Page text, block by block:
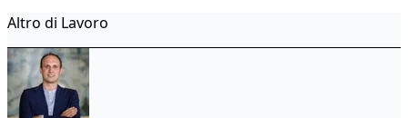
Altro di Lavoro